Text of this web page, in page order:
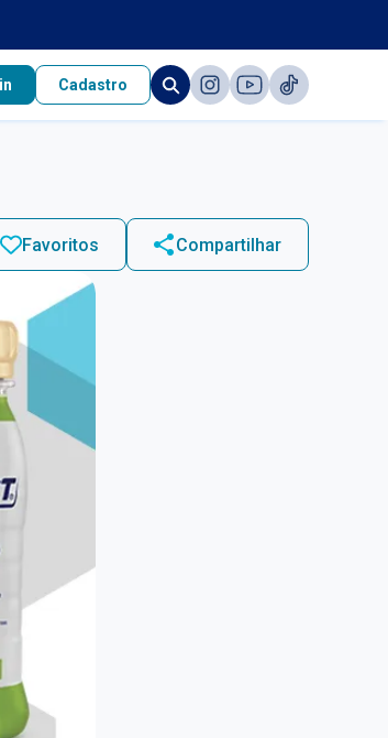
Cadastro
Favoritos Compartilhar